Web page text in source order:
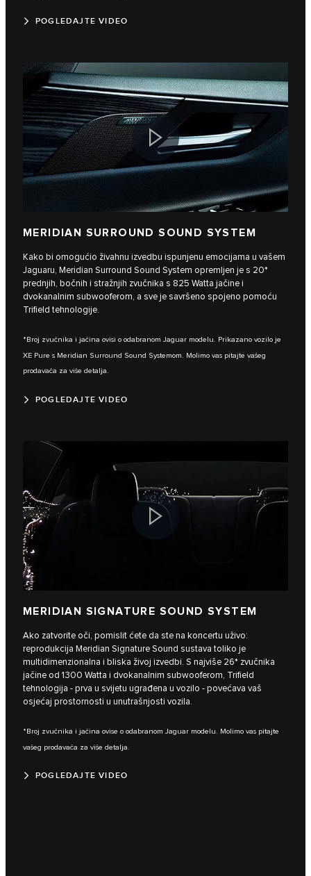
POGLEDAJTE VIDEO
MERIDIAN SURROUND SOUND SYSTEM
Kako bi omogućio živahnu izvedbu ispunjenu emocijama u vašem
Jaguaru, Meridian Surround Sound System opremljen je s 20*
prednjih, bočnih i stražnjih zvučnika s 825 Watta jačine i
dvokanalnim subwooferom, a sve je savršeno spojeno pomoću
Trifield tehnologije.
*Broj zvučnika i jačina ovisi o odabranom Jaguar modelu. Prikazano vozilo je
XE Pure s Meridian Surround Sound Systemom. Molimo vas pitajte vašeg
prodavača za više detalja.
POGLEDAJTE VIDEO
MERIDIAN SIGNATURE SOUND SYSTEM
Ako zatvorite oči, pomislit ćete da ste na koncertu uživo:
reprodukcija Meridian Signature Sound sustava toliko je
multidimenzionalna i bliska živoj izvedbi. S najviše 26* zvučnika
jačine od 1300 Watta i dvokanalnim subwooferom, Trifield
tehnologija - prva u svijetu ugrađena u vozilo - povećava vaš
osjećaj prostornosti u unutrašnjosti vozila.
*Broj zvučnika i jačina ovise o odabranom Jaguar modelu. Molimo vas pitajte
vašeg prodavača za više detalja.
POGLEDAJTE VIDEO